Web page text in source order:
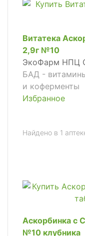
Витатека
2,9г №10
ЭкоФарм НПЦ
БАД -
и коферменты
Избранное
Найдено в 1
Аскорбинка с
№10 клубника